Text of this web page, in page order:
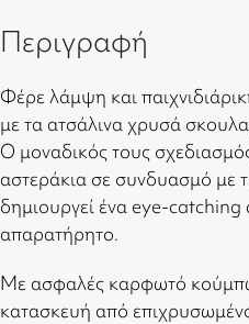
Περιγραφή
Φέρε λάμψη και
με τα ατσάλινα χρυσά
Ο μοναδικός τους
αστεράκια σε συνδυασμό με
δημιουργεί ένα eye-
απαρατήρητο.
Με ασφαλές καρφωτό
κατασκευή από επιχρυσωμένο